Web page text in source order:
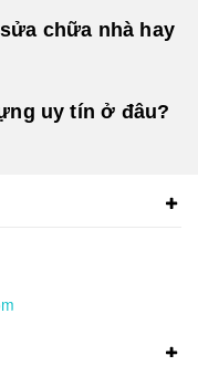
chữa nhà hay
uy tín ở đâu?